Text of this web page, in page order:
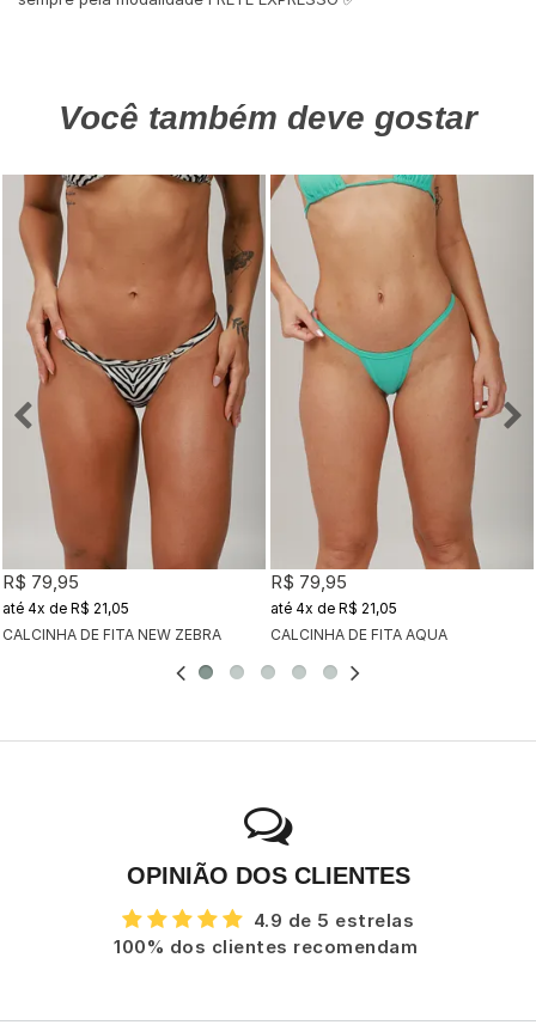
Você também deve gostar
CALCINHA DE FITA NEW ZEBRA
R$ 79,95
4x de R$ 21,05
CALCINHA DE FITA AQUA
R$ 79,95
4x de R$ 21,05
OPINIÃO DOS CLIENTES
4.9 de 5 estrelas
100% dos clientes recomendam